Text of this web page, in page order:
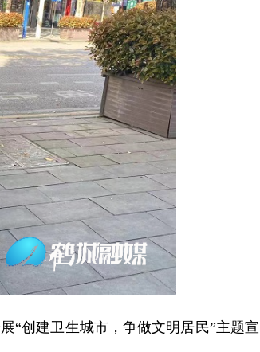
“创建卫生城市，争做文明居民”主题宣